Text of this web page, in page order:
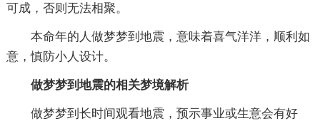
可成，否则无法相聚。
本命年的人做梦梦到地震，意味着喜气洋洋，顺利如
意，慎防小人设计。
做梦梦到地震的相关梦境解析
做梦梦到长时间观看地震，预示事业或生意会有好